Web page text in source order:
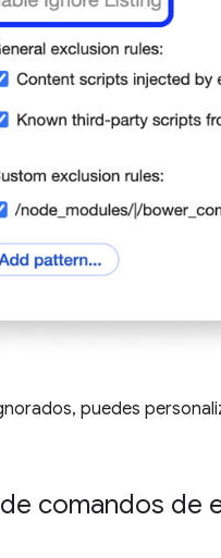
puedes
comandos de